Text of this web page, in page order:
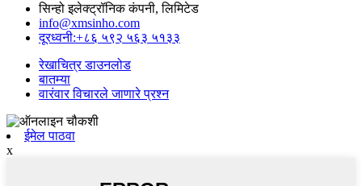
सिन्हो इलेक्ट्रॉनिक कंपनी, लिमिटेड
info@xmsinho.com
दूरध्वनी:+८६ ५९२ ५६३ ५१३३
रेखाचित्र डाउनलोड
बातम्या
वारंवार विचारले जाणारे प्रश्न
ईमेल पाठवा
x